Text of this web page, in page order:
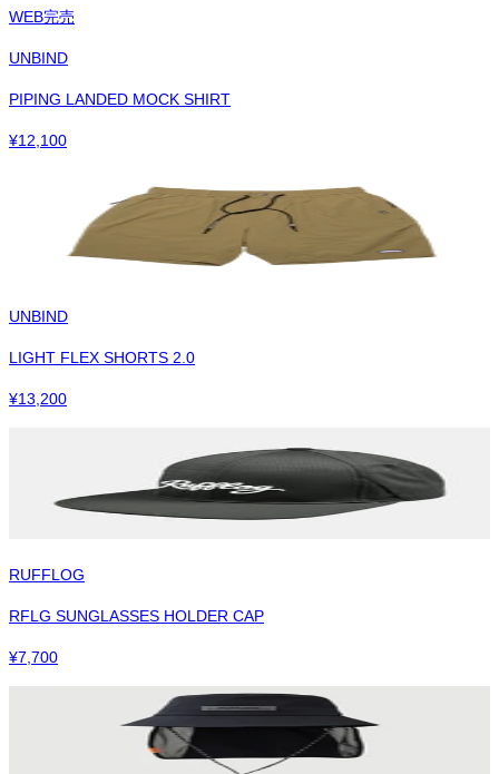
WEB完売
UNBIND
PIPING LANDED MOCK SHIRT
¥12,100
UNBIND
LIGHT FLEX SHORTS 2.0
¥13,200
RUFFLOG
RFLG SUNGLASSES HOLDER CAP
¥7,700